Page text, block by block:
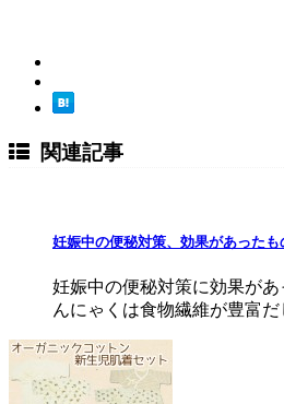
関連記事
妊娠中の便秘対策、効果があったも
妊娠中の便秘対策に効果が
んにゃくは食物繊維が豊富